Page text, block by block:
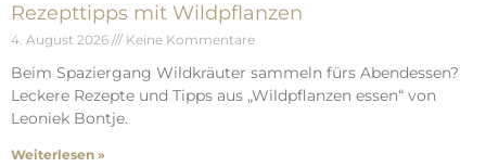
Rezepttipps mit Wildpflanzen
4. August 2026 Keine Kommentare
Beim Spaziergang Wildkräuter sammeln fürs Abendessen?
Leckere Rezepte und Tipps aus „Wildpflanzen essen“ von
Leoniek Bontje.
Weiterlesen »